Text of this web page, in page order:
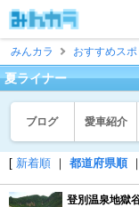
みんカラ
おすすめスポ
夏ライナー
ブログ 愛車紹介
[ 新着順 ｜ 都道府県順｜
登別温泉地獄